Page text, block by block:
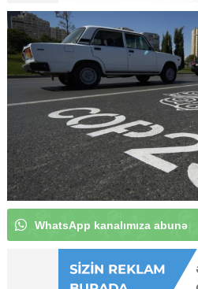
WhatsApp kanalımıza abunə